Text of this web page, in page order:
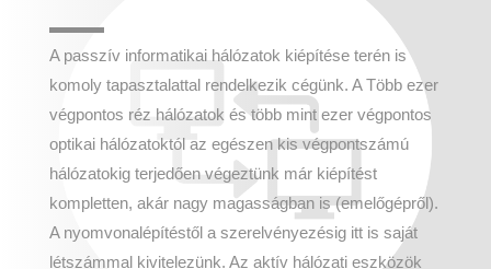
A passzív informatikai hálózatok kiépítése terén is
komoly tapasztalattal rendelkezik cégünk. A Több ezer
végpontos réz hálózatok és több mint ezer végpontos
optikai hálózatoktól az egészen kis végpontszámú
hálózatokig terjedően végeztünk már kiépítést
kompletten, akár nagy magasságban is (emelőgépről).
A nyomvonalépítéstől a szerelvényezésig itt is saját
létszámmal kivitelezünk. Az aktív hálózati eszközök